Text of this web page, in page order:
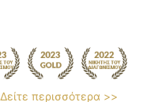
Δείτε περισσότερα >>